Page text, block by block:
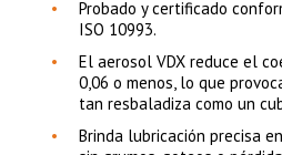
Probado y certificado
ISO 10993.
El aerosol VDX reduce el
0,06 o menos, lo que
tan resbaladiza como un
Brinda lubricación precisa